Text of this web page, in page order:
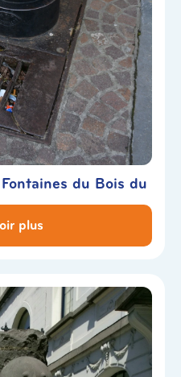
du Bois du
plus